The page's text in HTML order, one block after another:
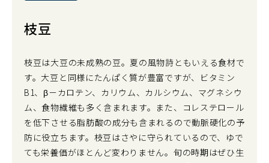
枝豆
枝豆は大豆の未成熟の豆。夏の風物詩ともいえる食材で
す。大豆と同様にたんぱく質が豊富ですが、ビタミン
B1、β－カロテン、カリウム、カルシウム、マグネシウ
ム、食物繊維も多く含まれます。また、コレステロール
を低下させる脂肪酸の成分も含まれるので動脈硬化の予
防に役立ちます。枝豆はさやに守られているので、ゆで
ても栄養価がほとんど変わりません。旬の時期はぜひ生